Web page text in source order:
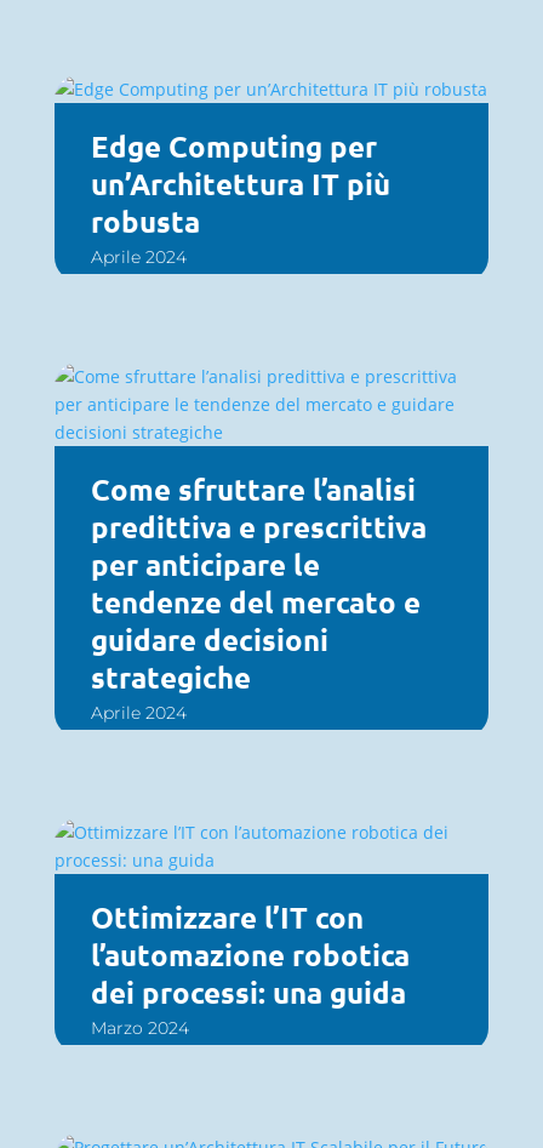
Edge Computing per
un’Architettura IT più
robusta
Aprile 2024
Come sfruttare l’analisi
predittiva e prescrittiva
per anticipare le
tendenze del mercato e
guidare decisioni
strategiche
Aprile 2024
Ottimizzare l’IT con
l’automazione robotica
dei processi: una guida
Marzo 2024